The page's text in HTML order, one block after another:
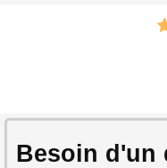
Besoin d'un